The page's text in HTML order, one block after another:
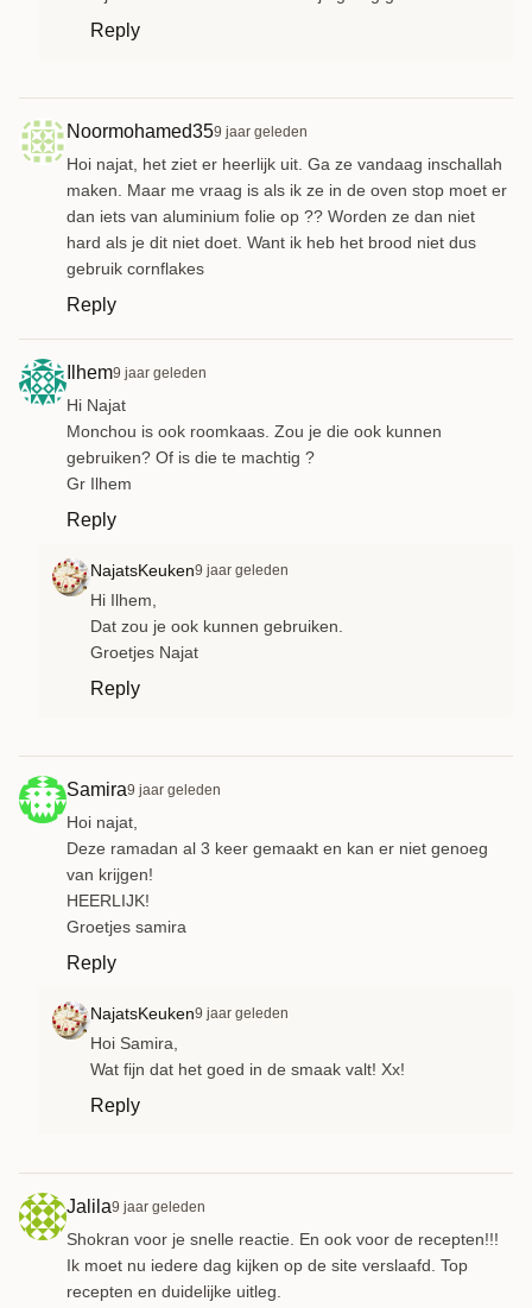
Reply
Noormohamed359 jaar geleden
Hoi najat, het ziet er heerlijk uit. Ga ze vandaag inschallah
maken. Maar me vraag is als ik ze in de oven stop moet er
dan iets van aluminium folie op ?? Worden ze dan niet
hard als je dit niet doet. Want ik heb het brood niet dus
gebruik cornflakes
Reply
Ilhem9 jaar geleden
Hi Najat
Monchou is ook roomkaas. Zou je die ook kunnen
gebruiken? Of is die te machtig ?
Gr Ilhem
Reply
NajatsKeuken9 jaar geleden
Hi Ilhem,
Dat zou je ook kunnen gebruiken.
Groetjes Najat
Reply
Samira9 jaar geleden
Hoi najat,
Deze ramadan al 3 keer gemaakt en kan er niet genoeg
van krijgen!
HEERLIJK!
Groetjes samira
Reply
NajatsKeuken9 jaar geleden
Hoi Samira,
Wat fijn dat het goed in de smaak valt! Xx!
Reply
Jalila9 jaar geleden
Shokran voor je snelle reactie. En ook voor de recepten!!!
Ik moet nu iedere dag kijken op de site verslaafd. Top
recepten en duidelijke uitleg.